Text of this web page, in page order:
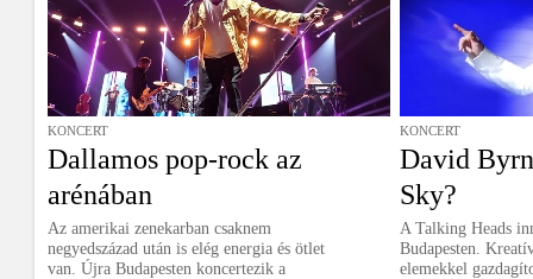
KONCERT
Dallamos pop-rock az
arénában
Az amerikai zenekarban csaknem
negyedszázad után is elég energia és ötlet
van. Újra Budapesten koncertezik a
KONCERT
David
Sky?
A Talking Heads
Budapesten.
elemekkel